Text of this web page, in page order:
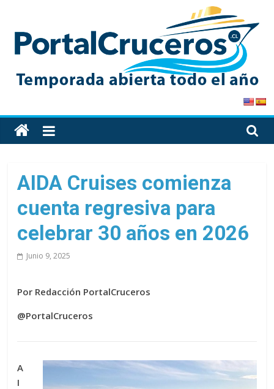
content
PortalCruceros
Toda
la
cruceros
en
solo
AIDA Cruises comienza
cuenta regresiva para
celebrar 30 años en 2026
Junio 9, 2025
Por Redacción PortalCruceros
@PortalCruceros
A
I